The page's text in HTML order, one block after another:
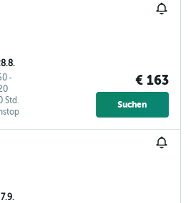
-
Std.
€ 163
Suchen